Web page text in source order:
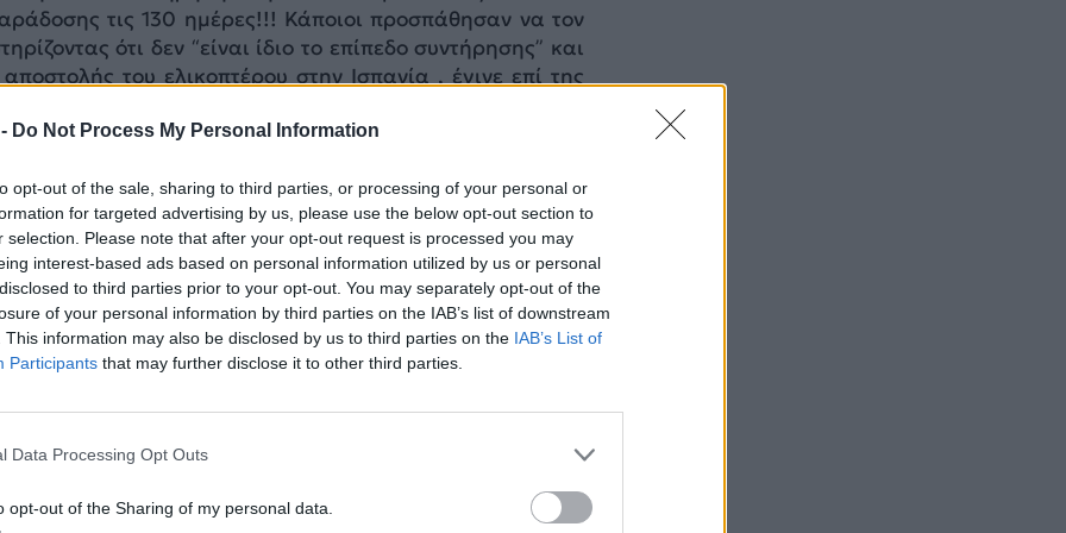
Do Not Process My Personal Information
opt-out of the sale, sharing to third parties, or processing of your personal or
for targeted advertising by us, please use the below opt-out section to
selection. Please note that after your opt-out request is processed you may
interest-based ads based on personal information utilized by us or personal
to third parties prior to your opt-out. You may separately opt-out of the
of your personal information by third parties on the IAB’s list of downstream
This information may also be disclosed by us to third parties on the IAB’s List of
Participants that may further disclose it to other third parties.
Data Processing Opt Outs
opt-out of the Sharing of my personal data.
τις 130 ημέρες!!! Κάποιοι προσπάθησαν να τον
ότι δεν “είναι ίδιο το επίπεδο συντήρησης” και
του ελικοπτέρου στην Ισπανία , έγινε επί της
αλλά δεν πείστηκε. Και για να αποφύγει τις “κακίες” και